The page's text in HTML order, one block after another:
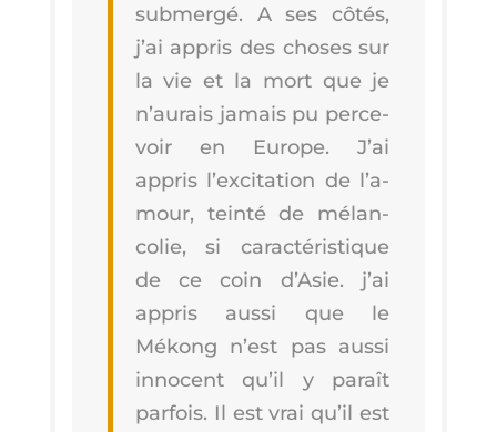
sub­mer­gé. A ses côtés,
j’ai appris des choses sur
la vie et la mort que je
n’au­rais jamais pu per­ce­
voir en Europe. J’ai
appris l’ex­ci­ta­tion de l’a­
mour, tein­té de mélan­
co­lie, si carac­té­ris­tique
de ce coin d’A­sie. j’ai
appris aus­si que le
Mékong n’est pas aus­si
inno­cent qu’il y paraît
par­fois. Il est vrai qu’il est